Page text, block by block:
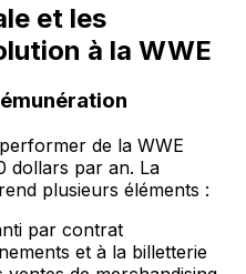
et les
à la WWE
de la WWE
dollars par an. La
plusieurs éléments :
par contrat
et à la billetterie